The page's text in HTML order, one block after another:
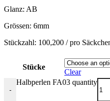
Glanz: AB
Grössen: 6mm
Stückzahl: 100,200 / pro
Stücke
Clear
-
Halbperlen FA03 quantity